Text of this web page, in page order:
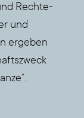
Rech­te­
und
erge­ben